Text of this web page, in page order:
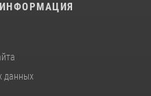
данных